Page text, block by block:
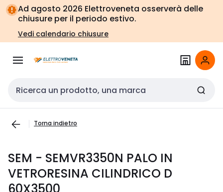
Vai alla
navigazione
Vai
alla
pagina
Ad agosto 2026 Elettroveneta osserverà delle
chiusure per il periodo estivo.
Vedi calendario chiusure
Cerca input
Torna indietro
SEM - SEMVR3350N PALO IN
VETRORESINA CILINDRICO D